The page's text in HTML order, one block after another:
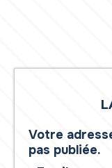
Votre
pas publiée.